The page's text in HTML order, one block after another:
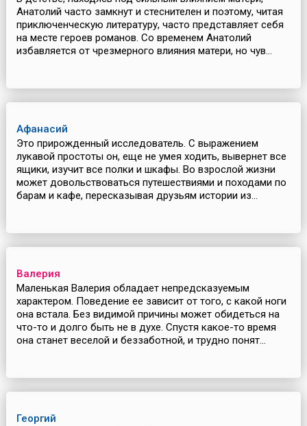
Анатолий часто замкнут и стеснителен и поэтому, читая
приключенческую литературу, часто представляет себя
на месте героев романов. Со временем Анатолий
избавляется от чрезмерного влияния матери, но чув...
Афанасий
Это прирожденный исследователь. С выражением
лукавой простоты он, еще не умея ходить, вывернет все
ящики, изучит все полки и шкафы. Во взрослой жизни
может довольствоваться путешествиями и походами по
барам и кафе, пересказывая друзьям истории из...
Валерия
Маленькая Валерия обладает непредсказуемым
характером. Поведение ее зависит от того, с какой ноги
она встала. Без видимой причины может обидеться на
что-то и долго быть не в духе. Спустя какое-то время
она станет веселой и беззаботной, и трудно понят...
Георгий